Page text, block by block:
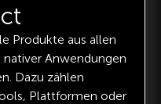
Produkte aus allen
nativer Anwendungen
Dazu zählen
Plattformen oder